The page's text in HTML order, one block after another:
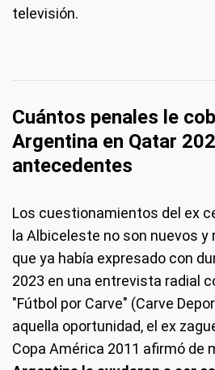
televisión.
Cuántos penales le
Argentina en Qatar
antecedentes
Los cuestionamientos del ex
la Albiceleste no son nuevos
que ya había expresado con
2023 en una entrevista radial
"Fútbol por Carve" (Carve
aquella oportunidad, el ex
Copa América 2011 afirmó de